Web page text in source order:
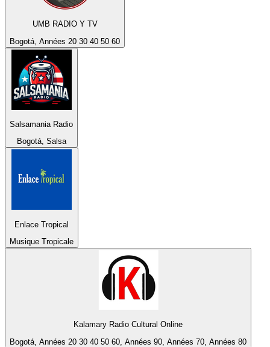
UMB RADIO Y TV
Bogotá, Années 20 30 40 50 60
Salsamania Radio
Bogotá, Salsa
Enlace Tropical
Musique Tropicale
Kalamary Radio Cultural Online
Bogotá, Années 20 30 40 50 60, Années 90, Années 70, Années 80